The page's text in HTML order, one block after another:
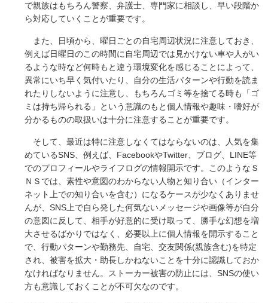
で親族はもちろん警察、弁護士、専門家に相談し、早い段階か
ら対応していくことが重要です。
また、日頃から、曜日ごとの自宅周辺状況に注意しておき、
例えば日曜日のこの時間に自宅周辺では見かけない車や人がい
るような時など何時もと違う環境変化を感じることによって、
異常にいち早く気付いたり、自分の生活パターンや行動を読ま
れたりしないように注意し、もちろんゴミ等を捨てる時も「ゴ
ミは持ち帰られる」という意識のもと個人情報や趣味・嗜好が
分かるものの取扱いは十分に注意することが重要です。
そして、最近は特に注意しなくてはならないのは、人気を集
めているSNS、例えば、FacebookやTwitter、ブログ、LINE等
でのプロフィールやライフログの情報開示です。このようなＳ
ＮＳでは、素性や意図のわからない人物と知り合い（インター
ネット上での知り合いを含む）になるケースが少なくありませ
んが、SNS上で自ら発した何気ないメッセージや画像等が自分
の意図に反して、相手が好意的に受け取って、勝手な幻想を増
大させるばかりではなく、必要以上に個人情報を開示すること
で、行動パターンや勤務先、自宅、交友関係(親族含む)を特定
され、被害を拡大・助長しかねないことを十分に認識しておか
なければなりません。ストーカー被害の防止には、SNSの使い
方も意識しておくことが不可欠なのです。